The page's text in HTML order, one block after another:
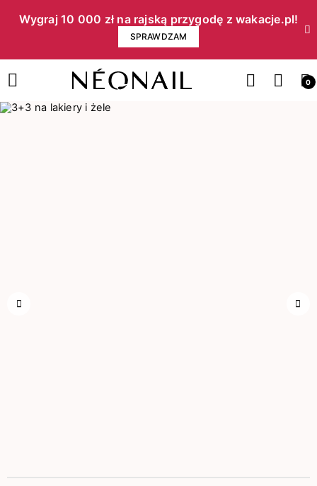
Wygraj 10 000 zł na rajską przygodę z wakacje.pl!​
SPRAWDZAM
0